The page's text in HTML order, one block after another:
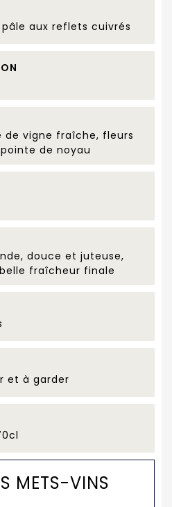
pâle aux reflets cuivrés
de vigne fraîche, fleurs
de noyau
douce et juteuse,
fraîcheur finale
et à garder
METS-VINS